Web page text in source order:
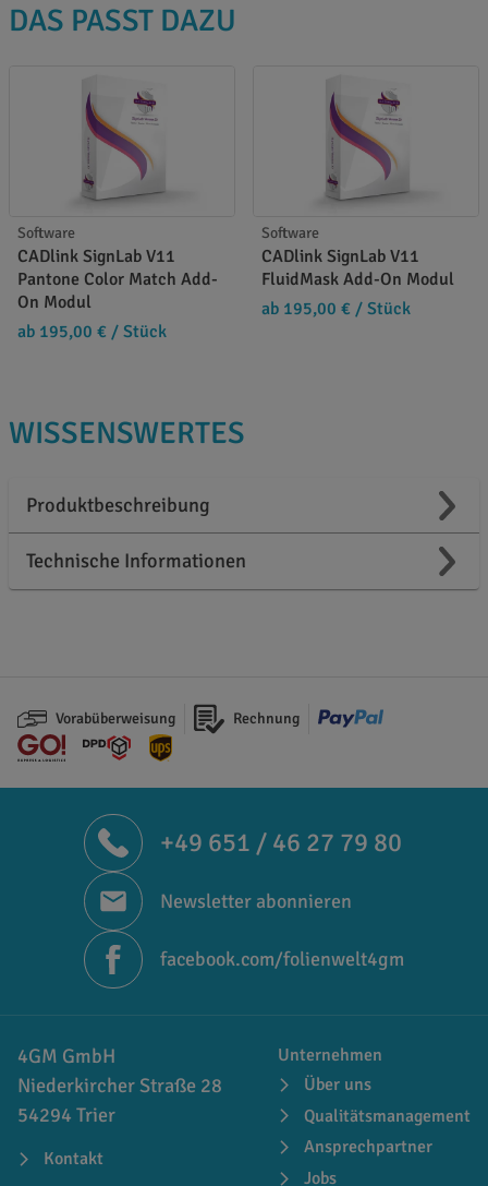
DAS PASST DAZU
Software
CADlink SignLab V11
Pantone Color Match Add-
On Modul
ab 195,00 € / Stück
Software
CADlink SignLab V11
FluidMask Add-On Modul
ab 195,00 € / Stück
WISSENSWERTES
Produktbeschreibung
Technische Informationen
Vorabüberweisung Rechnung
+49 651 / 46 27 79 80
Newsletter abonnieren
facebook.com/folienwelt4gm
4GM GmbH
Niederkircher Straße 28
54294 Trier
Kontakt
Unternehmen
Über uns
Qualitätsmanagement
Ansprechpartner
Jobs